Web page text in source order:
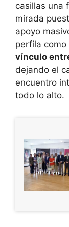
casillas una
mirada
apoyo
perfila
vínculo
dejando el
encuentro
todo lo alto.